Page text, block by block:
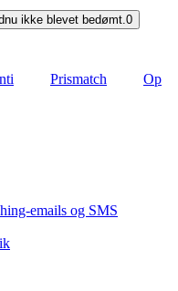
ikke blevet bedømt. 0
Prismatch
Op
emails og SMS